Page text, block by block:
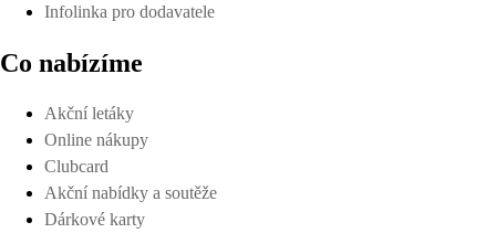
Infolinka pro dodavatele
Co nabízíme
Akční letáky
Online nákupy
Clubcard
Akční nabídky a soutěže
Dárkové karty